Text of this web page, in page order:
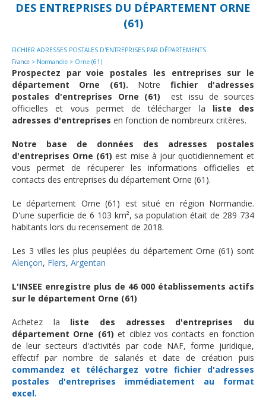
DES ENTREPRISES DU DÉPARTEMENT ORNE
(61)
FICHIER ADRESSES POSTALES D'ENTREPRISES PAR DÉPARTEMENTS
France > Normandie > Orne (61)
Prospectez par voie postales les entreprises sur le
département Orne (61). Notre fichier d'adresses
postales d'entreprises Orne (61)
est issu de sources
officielles et vous permet de télécharger la liste des
adresses d'entreprises en fonction de nombreurx critères.
Notre base de données des adresses postales
d'entreprises Orne (61) est mise à jour quotidiennement et
vous permet de récuperer les informations officielles et
contacts des entreprises du département Orne (61).
Le département Orne (61) est situé en région Normandie.
D'une superficie de 6 103 km², sa population était de 289 734
habitants lors du recensement de 2018.
Les 3 villes les plus peuplées du département Orne (61) sont
Alençon, Flers, Argentan
L'INSEE enregistre plus de 46 000 établissements actifs
sur le département Orne (61)
Achetez la liste des adresses d'entreprises du
département Orne (61) et ciblez vos contacts en fonction
de leur secteurs d'activités par code NAF, forme juridique,
effectif par nombre de salariés et date de création puis
commandez et téléchargez votre fichier d'adresses
postales d'entreprises immédiatement au format
excel.